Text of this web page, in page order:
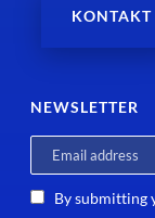
KONTAKT
NEWSLETTER
By submitting